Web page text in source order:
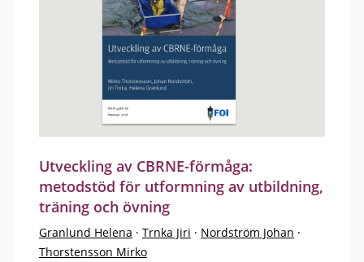
Utveckling av CBRNE-förmåga:
metodstöd för utformning av utbildning,
träning och övning
Granlund Helena · Trnka Jiri · Nordström Johan ·
Thorstensson Mirko